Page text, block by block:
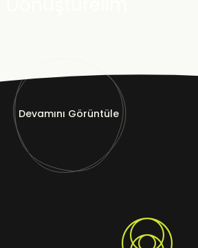
Devamını Görüntüle